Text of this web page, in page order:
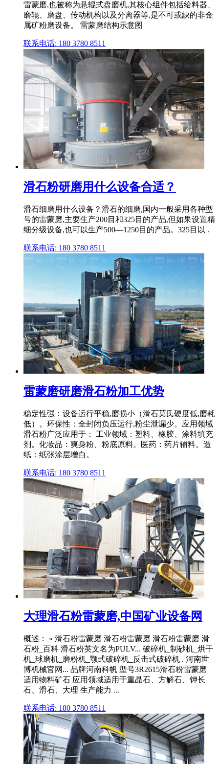
雷蒙磨,也被称为悬辊式盘磨机,其核心组件包括给料器、
磨辊、磨盘、传动机构以及分离器等,是不可或缺的非金
属矿粉磨设备。 雷蒙磨结构示意图
联系电话: 180 3780 8511
滑石粉研磨用什么设备合适？
滑石细磨用什么设备？滑石的细磨,国内一般采用各种型
号的雷蒙磨,主要生产200目和325目的产品,但如果设置精
细分级设备,也可以生产500—1250目的产品。325目以 .
联系电话: 180 3780 8511
雷蒙磨研磨滑石粉加工优势
稳定性强：设备运行平稳,磨损小（滑石莫氏硬度低,磨耗
低）。环保性：全封闭负压运行,粉尘泄漏少。应用领域
滑石粉广泛应用于： 工业领域：塑料、橡胶、涂料填充
剂。化妆品：爽身粉、粉底原料。医药：药片辅料。造
纸：纸张涂层增白。
联系电话: 180 3780 8511
大理滑石粉雷蒙磨,中国矿业设备网
概述： » 滑石粉雷蒙磨 滑石粉雷蒙磨 滑石粉雷蒙磨 滑
石粉_百科 滑石粉英文名为PULV... 破碎机_制砂机_烘干
机_球磨机_磨粉机_颚式破碎机_反击式破碎机 . 河南世
博机械官网... 品牌河南科帆 型号3R2615滑石粉雷蒙磨
适用物料矿石 应用领域适用于重晶石、方解石、钾长
石、滑石、大理 生产能力 ...
联系电话: 180 3780 8511